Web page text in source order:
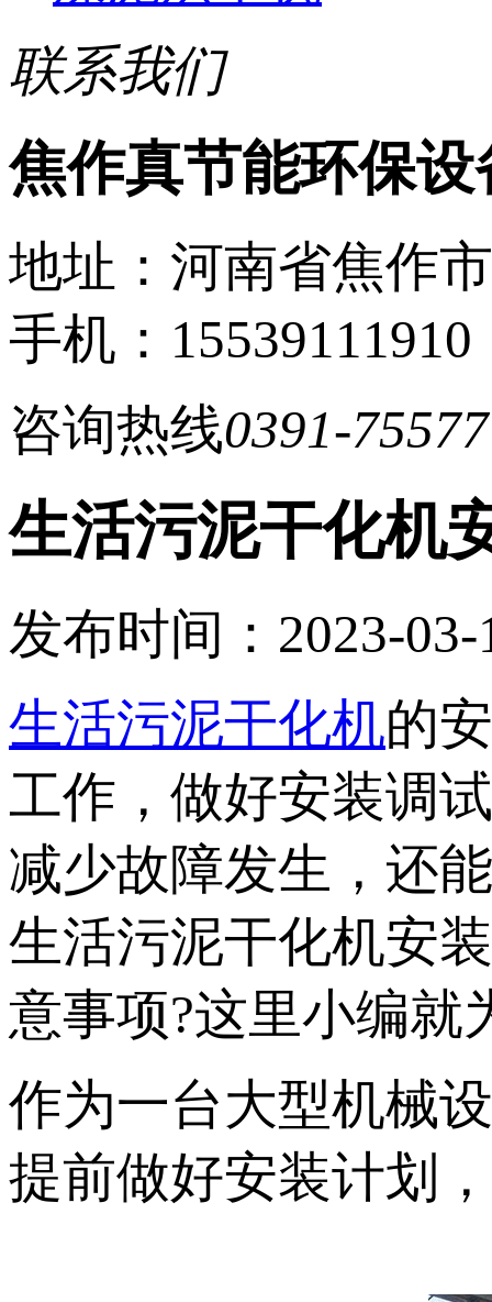
联系我们
焦作真节能环保
地址：河南省焦作
手机：15539111910
咨询热线0391-
生活污泥干化机
发布时间：2023-03-
生活污泥干化机的
工作，做好安装调
减少故障发生，还
生活污泥干化机安
意事项?这里小编就
作为一台大型机械
提前做好安装计划